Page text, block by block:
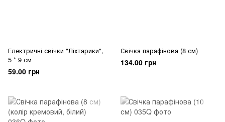
Електричні свічки "Ліхтарики",
5 * 9 см
59.00 грн
Свічка парафінова (8 см)
134.00 грн